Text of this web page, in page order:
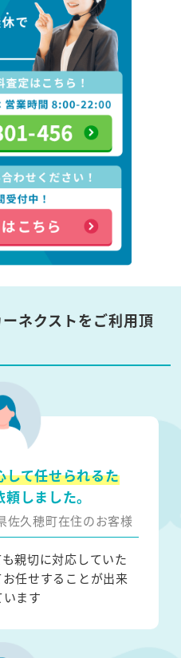
ネクストをご利用頂
して任せられるた
しました。
佐久穂町在住のお客様
親切に対応していた
任せすることが出来
ます